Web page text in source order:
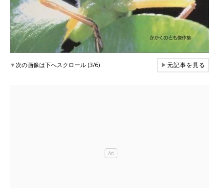
▼次の画像は下へスクロール (3/6) ▶元記事を見る